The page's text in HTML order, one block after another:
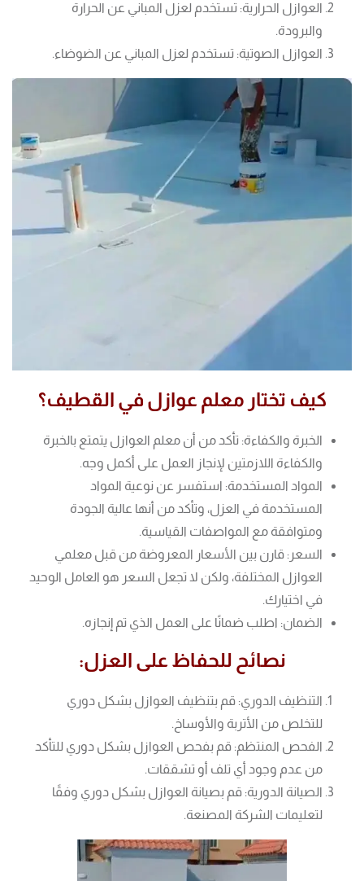
العوازل الحرارية: تستخدم لعزل المباني عن الحرارة
والبرودة.
العوازل الصوتية: تستخدم لعزل المباني عن الضوضاء.
كيف تختار معلم عوازل في القطيف؟
الخبرة والكفاءة: تأكد من أن معلم العوازل يتمتع بالخبرة
والكفاءة اللازمتين لإنجاز العمل على أكمل وجه.
المواد المستخدمة: استفسر عن نوعية المواد
المستخدمة في العزل، وتأكد من أنها عالية الجودة
ومتوافقة مع المواصفات القياسية.
السعر: قارن بين الأسعار المعروضة من قبل معلمي
العوازل المختلفة، ولكن لا تجعل السعر هو العامل الوحيد
في اختيارك.
الضمان: اطلب ضمانًا على العمل الذي تم إنجازه.
نصائح للحفاظ على العزل:
التنظيف الدوري: قم بتنظيف العوازل بشكل دوري
للتخلص من الأتربة والأوساخ.
الفحص المنتظم: قم بفحص العوازل بشكل دوري للتأكد
من عدم وجود أي تلف أو تشققات.
الصيانة الدورية: قم بصيانة العوازل بشكل دوري وفقًا
لتعليمات الشركة المصنعة.